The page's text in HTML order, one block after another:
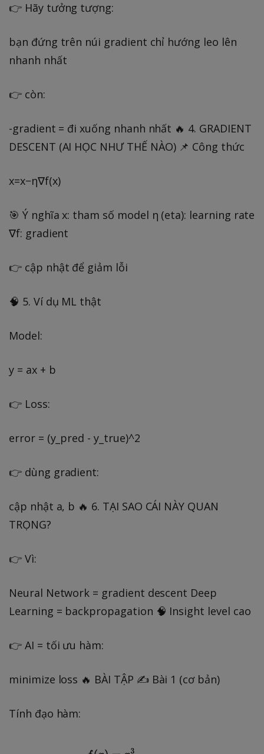
👉 Hãy tưởng tượng:
bạn đứng trên núi gradient chỉ hướng leo lên
nhanh nhất
👉 còn:
-gradient = đi xuống nhanh nhất 🔥 4. GRADIENT
DESCENT (AI HỌC NHƯ THẾ NÀO) 📌 Công thức
x=x−η∇f(x)
🎯 Ý nghĩa x: tham số model η (eta): learning rate
∇f: gradient
👉 cập nhật để giảm lỗi
🧠 5. Ví dụ ML thật
Model:
y = ax + b
👉 Loss:
error = (y_pred - y_true)^2
👉 dùng gradient:
cập nhật a, b 🔥 6. TẠI SAO CÁI NÀY QUAN
TRỌNG?
👉 Vì:
Neural Network = gradient descent Deep
Learning = backpropagation 🧠 Insight level cao
👉 AI = tối ưu hàm:
minimize loss 🔥 BÀI TẬP ✍️ Bài 1 (cơ bản)
Tính đạo hàm: